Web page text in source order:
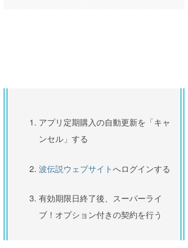
アプリ定期購入の自動更新を「キャ
ンセル」する
波伝説ウェブサイトへログインする
有効期限日終了後、スーパーライ
ブ！オプション付きの契約を行う